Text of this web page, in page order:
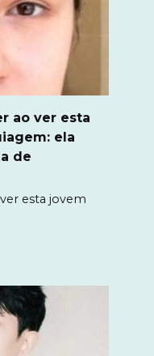
ao ver esta
ela
de
esta jovem